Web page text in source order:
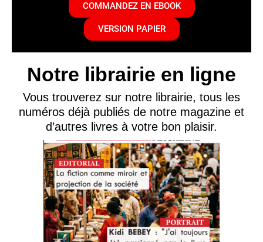
COMMANDEZ EN EBOOK
VERSION PAPIER
Notre librairie en ligne
Vous trouverez sur notre librairie, tous les
numéros déjà publiés de notre magazine et
d’autres livres à votre bon plaisir.